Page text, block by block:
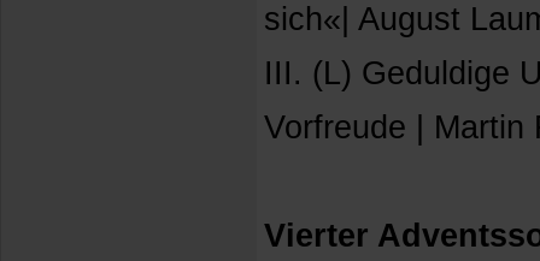
sich«| August
III. (L) Geduldige
Vorfreude | Martin
Vierter